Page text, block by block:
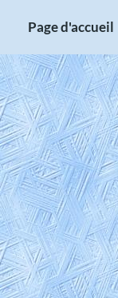
Page d'accueil